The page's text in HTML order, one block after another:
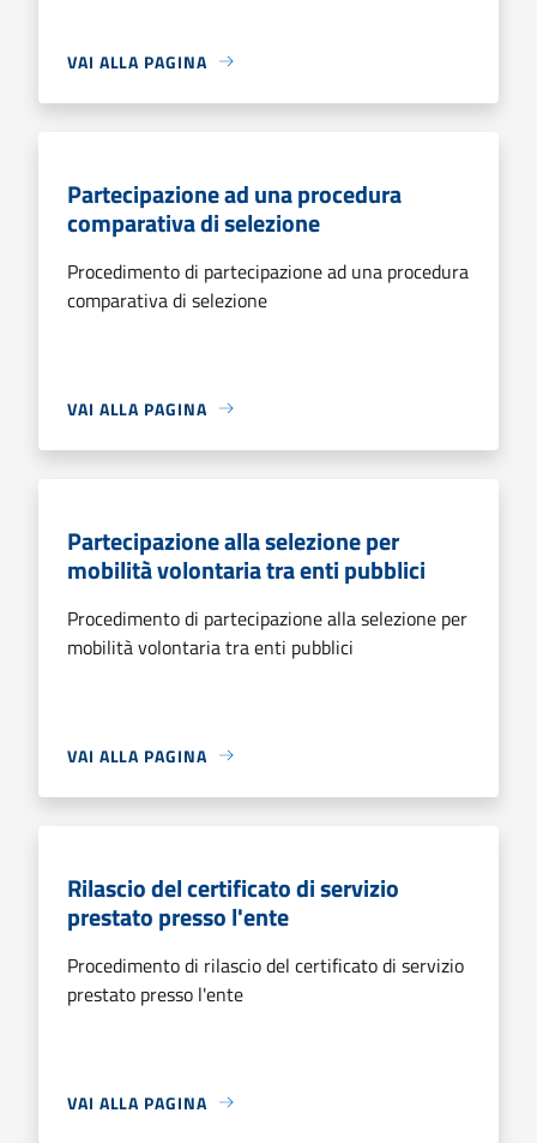
VAI ALLA PAGINA
Partecipazione ad una procedura
comparativa di selezione
Procedimento di partecipazione ad una procedura
comparativa di selezione
VAI ALLA PAGINA
Partecipazione alla selezione per
mobilità volontaria tra enti pubblici
Procedimento di partecipazione alla selezione per
mobilità volontaria tra enti pubblici
VAI ALLA PAGINA
Rilascio del certificato di servizio
prestato presso l'ente
Procedimento di rilascio del certificato di servizio
prestato presso l'ente
VAI ALLA PAGINA